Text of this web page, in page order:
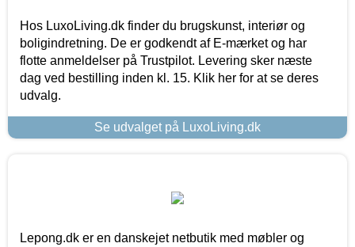
Hos LuxoLiving.dk finder du brugskunst, interiør og
boligindretning. De er godkendt af E-mærket og har
flotte anmeldelser på Trustpilot. Levering sker næste
dag ved bestilling inden kl. 15. Klik her for at se deres
udvalg.
Se udvalget på LuxoLiving.dk
Lepong.dk er en danskejet netbutik med møbler og